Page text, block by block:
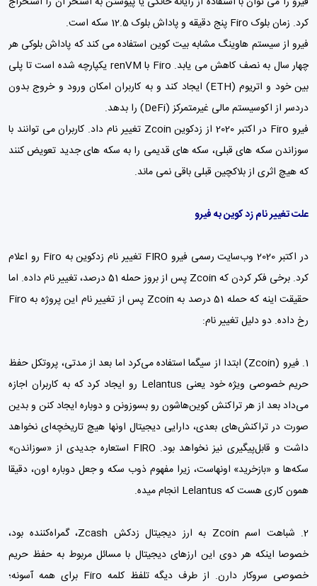
کرد. زمان بلوک Firo پنج دقیقه و پاداش بلوک 12.5 سکه است.
فیرو از سیستم هاوینگ مشابه بیت کوین استفاده می کند که پاداش بلوکی هر
چهار سال به نصف کاهش می یابد. Firo با renVM یکپارچه شده است تا پلی
بین خود و اتریوم (ETH) ایجاد کند و به کاربران امکان ورود و خروج بدون
دردسر از اکوسیستم مالی غیرمتمرکز (DeFi) را بدهد.
فیرو Firo در اکتبر 2020 از زدکوین Zcoin تغییر نام داد. کاربران می توانند با
سوزاندن سکه های قبلی، سکه های قدیمی را به سکه های جدید تعویض کنند
که هیچ اثری از بلاکچین قبلی باقی نمی ماند.
علت تغییر نام زد کوین به فیرو
در اکتبر 2020 وب‌سایت رسمی فیرو FIRO تغییر نام زدکوین به Firo رو اعلام
کرد. برخی فکر کردن که Zcoin پس از بروز حمله 51 درصد، تغییر نام داده. اما
حقیقت اینه که حمله 51 درصد به Zcoin پس از تغییر نام این پروژه به Firo
رخ داده. دو دلیل تغییر نام:
1. فیرو (Zcoin) ابتدا از سیگما استفاده می‌کرد اما بعد از مدتی، پروتکل حفظ
حریم خصوصی ویژه خود یعنی Lelantus رو ایجاد کرد که به کاربران اجازه
می‌داد بعد از هر تراکنش کوین‌هاشون رو بسوزونن و دوباره ایجاد کنن و بدین
صورت در تراکنش‌های بعدی، دارایی دیجیتال اونها هیچ تاریخچه‌ای نخواهد
داشت و قابل‌پیگیری نیز نخواهد بود. FIRO استعاره جدیدی از «سوزاندن»
سکه‌ها و «بازخرید» اونهاست، زیرا مفهوم ذوب سکه و جعل دوباره اون، دقیقا
همون کاری هست که Lelantus انجام میده.
2. شباهت اسم Zcoin به ارز دیجیتال زدکش Zcash، گمراه‌کننده بود،
خصوصا اینکه هر دوی این ارزهای دیجیتال با مسائل مربوط به حفظ حریم
خصوصی سروکار دارن. از طرف دیگه تلفظ کلمه Firo برای همه آسونه؛